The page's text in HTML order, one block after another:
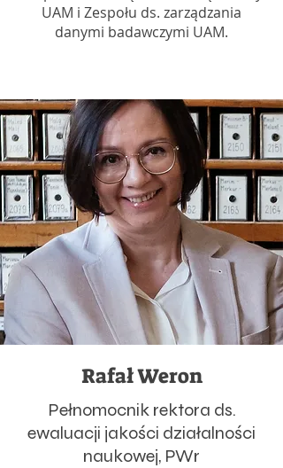
UAM i Zespołu ds. zarządzania
danymi badawczymi UAM.
Rafał Weron
Pełnomocnik rektora ds.
ewaluacji jakości działalności
naukowej, PWr